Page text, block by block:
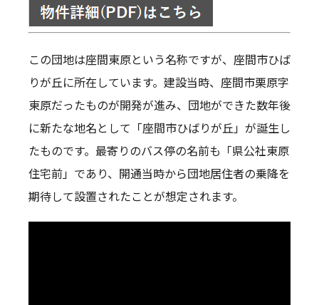
この団地は座間東原という名称ですが、座間市ひば
りが丘に所在しています。建設当時、座間市栗原字
東原だったものが開発が進み、団地ができた数年後
に新たな地名として「座間市ひばりが丘」が誕生し
たものです。最寄りのバス停の名前も「県公社東原
住宅前」であり、開通当時から団地居住者の乗降を
期待して設置されたことが想定されます。